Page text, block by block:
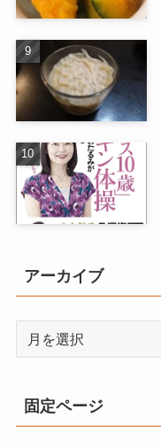
アーカイブ
イ
ブ
固定ページ